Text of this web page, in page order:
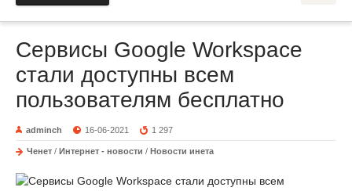
Сервисы Google Workspace
стали доступны всем
пользователям бесплатно
adminch 16-06-2021 1 297
Ченет / Интернет - новости / Новости инета